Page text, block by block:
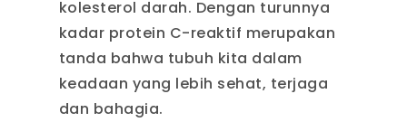
kolesterol darah. Dengan turunnya
kadar protein C-reaktif merupakan
tanda bahwa tubuh kita dalam
keadaan yang lebih sehat, terjaga
dan bahagia.